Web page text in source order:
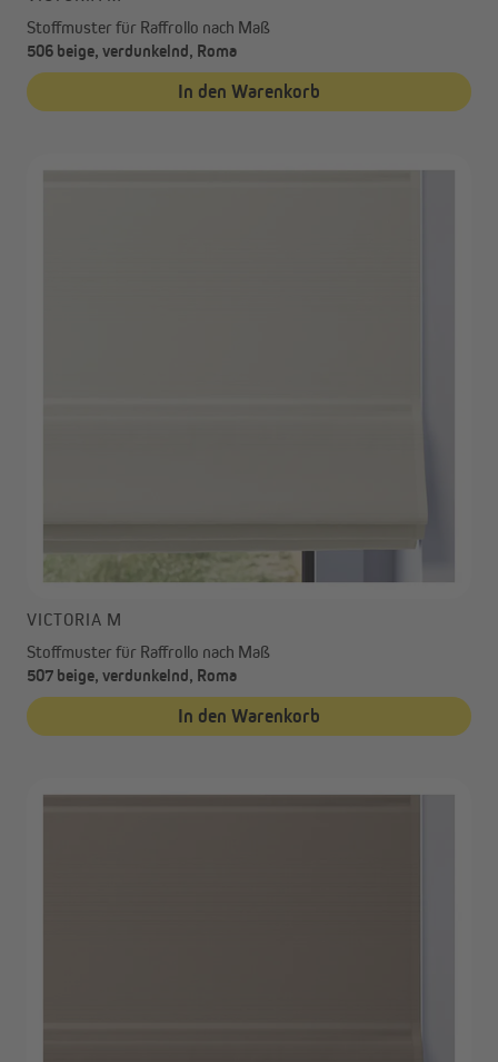
Stoffmuster für Raffrollo nach Maß
506 beige, verdunkelnd, Roma
In den Warenkorb
VICTORIA M
Stoffmuster für Raffrollo nach Maß
507 beige, verdunkelnd, Roma
In den Warenkorb